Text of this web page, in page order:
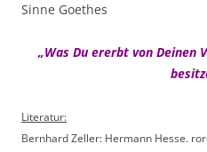
Sinne Goethes
„Was Du ererbt von Deinen
Literatur:
Bernhard Zeller: Hermann Hesse.